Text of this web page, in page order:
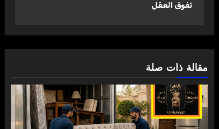
تفوق العقل
مقالة ذات صلة